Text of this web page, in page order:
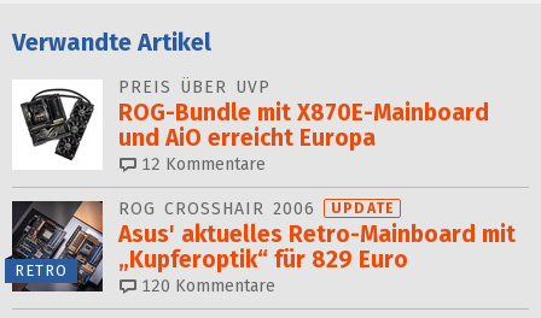
Verwandte Artikel
PREIS ÜBER UVP
ROG-Bundle mit X870E-Mainboard
und AiO erreicht Europa
12 Kommentare
RETRO
ROG CROSSHAIR 2006 UPDATE
Asus' aktuelles Retro-Mainboard mit
„Kupferoptik“ für 829 Euro
120 Kommentare